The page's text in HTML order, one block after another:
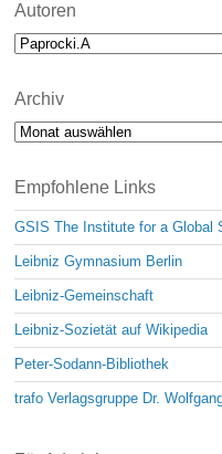
Autoren
Archiv
Archiv
Empfohlene Links
GSIS The Institute for a Global
Leibniz Gymnasium Berlin
Leibniz-Gemeinschaft
Leibniz-Sozietät auf Wikipedia
Peter-Sodann-Bibliothek
trafo Verlagsgruppe Dr.